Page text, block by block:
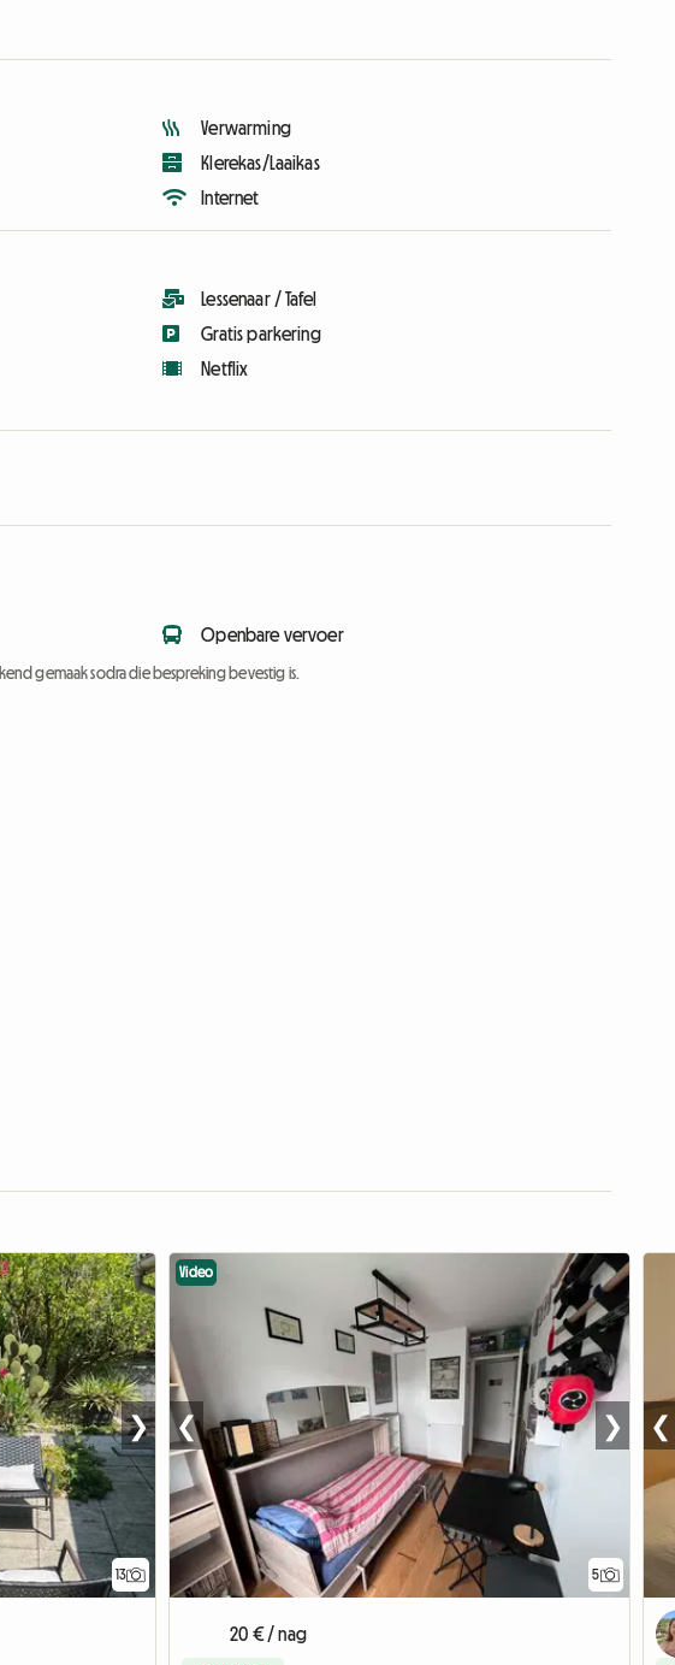
Verwarming
Klerekas/Laaikas
Internet
Lessenaar / Tafel
Gratis parkering
Netflix
Openbare vervoer
gemaak sodra die bespreking bevestig is.
13
❯
5
Video
❮ ❯
20 € / nag
❮